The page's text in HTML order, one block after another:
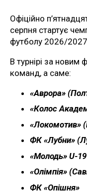
Офіційно
серпня стартує
футболу 2026/
В турнірі за новим
команд, а саме:
«Аврора»
«Колос
«Локомотив»
ФК «Лубни»
«Молодь» U-
«Олімпія»
ФК «Опішня»